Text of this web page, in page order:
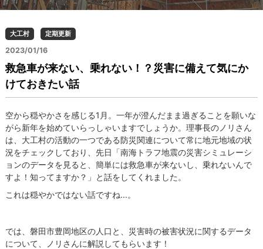
大工村 定期更新
2023/01/16
救急車が来ない、乗れない！？災害に備えて気にか
けておきたい話
空から穏やかさを感じる1月。一年が澄んだまま過ぎることを願いな
がら新年を始めていらっしゃいますでしょうか。理事長のノリさん
は、大工村の活動の一つである防災関連について常に地元地域の状
況をチェックしており、先日「南海トラフ地震の災害シミュレーシ
ョンのデータを見ると、簡単には救急車が来ないし、乗れないんで
すよ！知ってますか？」と話をしてくれました。
これは穏やかではない話ですね...。
では、磐田市豊岡地区の人口と、災害時の被害状況に関するデータ
について、ノリさんに解説してもらいます！